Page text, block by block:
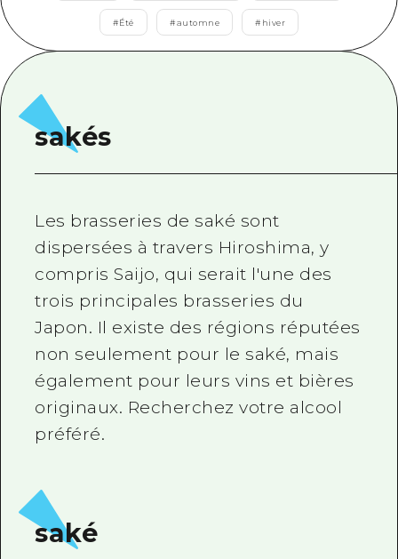
Cyclisme
Héritage du monde
Standard
Histoire / Culture
Guérison
Nature
Autour de la ville d'Hiroshima
Est de Yamaguchi
Aki
Shimane
Informations Saisonnières
Résumé du trafic secondaire
Congestion des installations
Billet d'excursion de grande
Services de stockage et de
Hiroshima Omotenashi Pass
HIROSHIMA FREE Wi-Fi
TRAVELPAL International
#Été #automne # hiver
sakés
Les brasseries de saké sont
dispersées à travers Hiroshima, y
compris Saijo, qui serait l'une des
trois principales brasseries du
Japon. Il existe des régions réputées
non seulement pour le saké, mais
également pour leurs vins et bières
originaux. Recherchez votre alcool
préféré.
saké